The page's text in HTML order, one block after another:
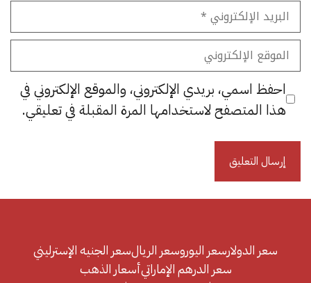
البريد
الإلكتروني
الموقع
الإلكتروني
احفظ اسمي، بريدي الإلكتروني، والموقع الإلكتروني في
هذا المتصفح لاستخدامها المرة المقبلة في تعليقي.
سعر الدولارسعر اليوروسعر الريالسعر الجنيه الإسترليني
سعر الدرهم الإماراتيأسعار الذهب